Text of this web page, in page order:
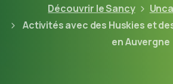
Découvrir le Sancy
Activités avec des Huskies et
en Auvergne